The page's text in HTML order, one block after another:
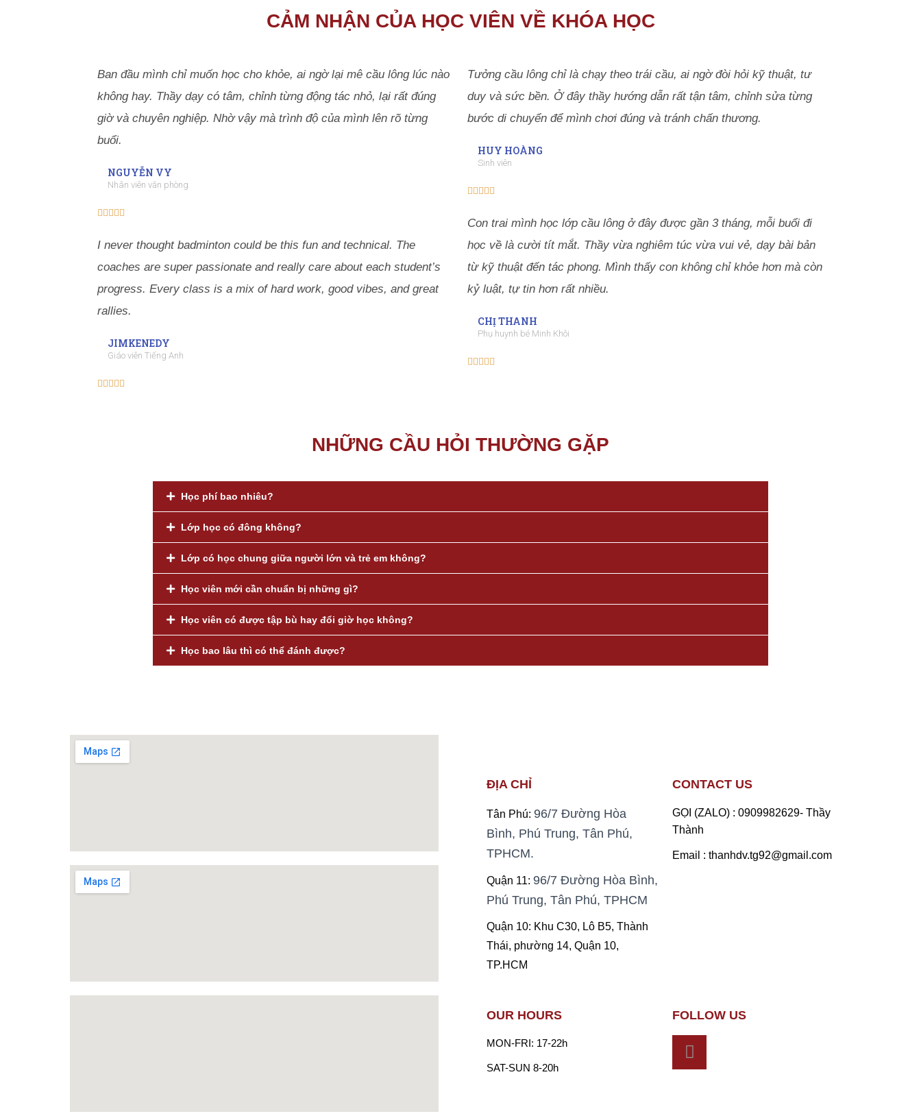
CẢM NHẬN CỦA HỌC VIÊN VỀ KHÓA HỌC
Ban đầu mình chỉ muốn học cho khỏe, ai ngờ lại mê cầu lông lúc nào
không hay. Thầy dạy có tâm, chỉnh từng động tác nhỏ, lại rất đúng
giờ và chuyên nghiệp. Nhờ vậy mà trình độ của mình lên rõ từng
buổi.
NGUYỄN VY
Nhân viên văn phòng
    
I never thought badminton could be this fun and technical. The
coaches are super passionate and really care about each student’s
progress. Every class is a mix of hard work, good vibes, and great
rallies.
JIMKENEDY
Giáo viên Tiếng Anh
    
Tưởng cầu lông chỉ là chạy theo trái cầu, ai ngờ đòi hỏi kỹ thuật, tư
duy và sức bền. Ở đây thầy hướng dẫn rất tận tâm, chỉnh sửa từng
bước di chuyển để mình chơi đúng và tránh chấn thương.
HUY HOÀNG
Sinh viên
    
Con trai mình học lớp cầu lông ở đây được gần 3 tháng, mỗi buổi đi
học về là cười tít mắt. Thầy vừa nghiêm túc vừa vui vẻ, dạy bài bản
từ kỹ thuật đến tác phong. Mình thấy con không chỉ khỏe hơn mà còn
kỷ luật, tự tin hơn rất nhiều.
CHỊ THANH
Phụ huynh bé Minh Khôi
    
NHỮNG CẦU HỎI THƯỜNG GẶP
Học phí bao nhiêu?​
Lớp học có đông không?​
Lớp có học chung giữa người lớn và trẻ em không?
Học viên mới cần chuẩn bị những gì?
Học viên có được tập bù hay đổi giờ học không?
Học bao lâu thì có thể đánh được?
ĐỊA CHỈ
Tân Phú: 96/7 Đường Hòa
Bình, Phú Trung, Tân Phú,
TPHCM.
Quận 11: 96/7 Đường Hòa Bình,
Phú Trung, Tân Phú, TPHCM
Quận 10: Khu C30, Lô B5, Thành
Thái, phường 14, Quận 10,
TP.HCM
CONTACT US
GỌI (ZALO) : 0909982629- Thầy
Thành
Email : thanhdv.tg92@gmail.com
OUR HOURS
MON-FRI: 17-22h
SAT-SUN 8-20h
FOLLOW US